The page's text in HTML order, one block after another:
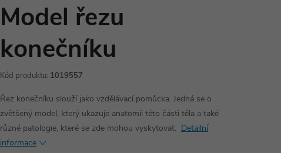
Model řezu
konečníku
Kód produktu: 1019557
Řez konečníku slouží jako vzdělávací pomůcka. Jedná se o
zvětšený model, který ukazuje anatomii této části těla a také
různé patologie, které se zde mohou vyskytovat. Detailní
informace